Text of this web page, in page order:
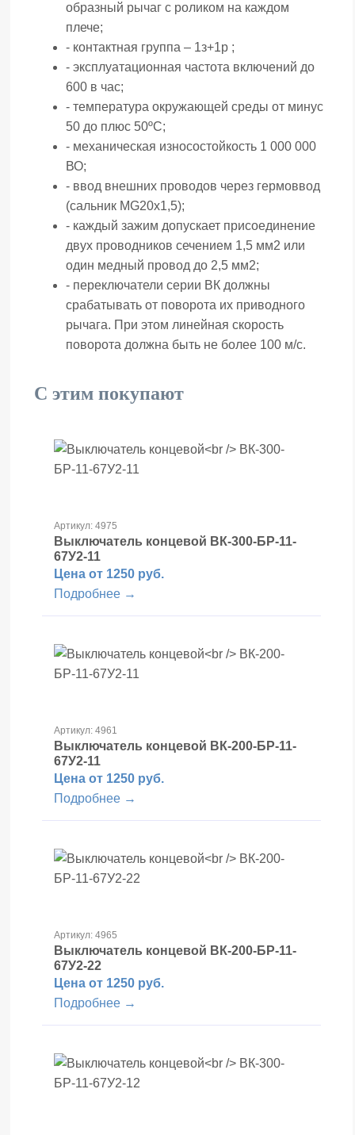
образный рычаг с роликом на каждом
плече;
- контактная группа – 1з+1р ;
- эксплуатационная частота включений до
600 в час;
- температура окружающей среды от минус
50 до плюс 50ºС;
- механическая износостойкость 1 000 000
ВО;
- ввод внешних проводов через гермоввод
(сальник МG20x1,5);
- каждый зажим допускает присоединение
двух проводников сечением 1,5 мм2 или
один медный провод до 2,5 мм2;
- переключатели серии ВК должны
срабатывать от поворота их приводного
рычага. При этом линейная скорость
поворота должна быть не более 100 м/с.
С этим покупают
Артикул: 4975
Выключатель концевой ВК-300-БР-11-
67У2-11
Цена от 1250 руб.
Подробнее →
Артикул: 4961
Выключатель концевой ВК-200-БР-11-
67У2-11
Цена от 1250 руб.
Подробнее →
Артикул: 4965
Выключатель концевой ВК-200-БР-11-
67У2-22
Цена от 1250 руб.
Подробнее →